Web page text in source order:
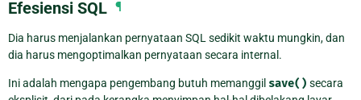
Efesiensi SQL ¶
Dia harus menjalankan pernyataan SQL sedikit waktu mungkin, dan
dia harus mengoptimalkan pernyataan secara internal.
Ini adalah mengapa pengembang butuh memanggil save() secara